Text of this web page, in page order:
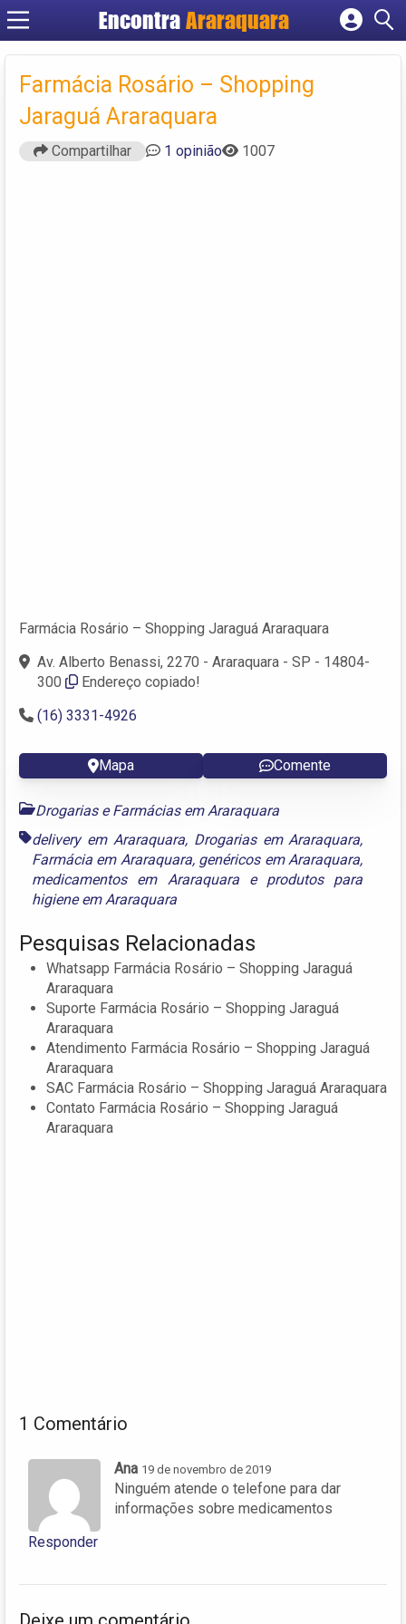
EncontraAraraquara
Cadastrar empresa
Criar conta
Farmácia Rosário – Shopping
Jaraguá Araraquara
Compartilhar 1 opinião 1007
Farmácia Rosário – Shopping Jaraguá Araraquara
Av. Alberto Benassi, 2270 - Araraquara - SP - 14804-
300
Endereço copiado!
(16) 3331-4926
Mapa Comente
Drogarias e Farmácias em Araraquara
delivery em Araraquara, Drogarias em Araraquara,
Farmácia em Araraquara, genéricos em Araraquara,
medicamentos em Araraquarae produtos para
higiene em Araraquara
Pesquisas Relacionadas
Whatsapp Farmácia Rosário – Shopping Jaraguá
Araraquara
Suporte Farmácia Rosário – Shopping Jaraguá
Araraquara
Atendimento Farmácia Rosário – Shopping Jaraguá
Araraquara
SAC Farmácia Rosário – Shopping Jaraguá Araraquara
Contato Farmácia Rosário – Shopping Jaraguá
Araraquara
1 Comentário
Ana 19 de novembro de 2019
Ninguém atende o telefone para dar
informações sobre medicamentos
Responder